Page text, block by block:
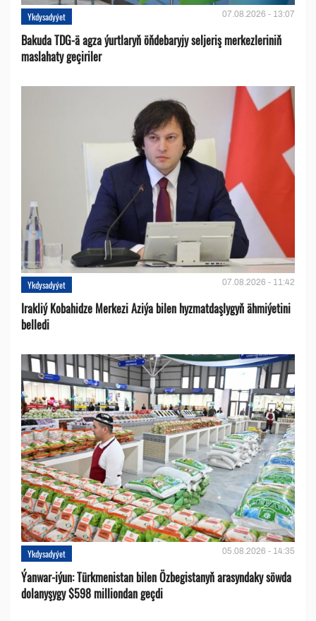
Ykdysadyýet 07.08.2026 - 13:07
Bakuda TDG-ä agza ýurtlaryň öňdebaryjy seljeriş merkezleriniň
maslahaty geçiriler
Ykdysadyýet 07.08.2026 - 11:42
Irakliý Kobahidze Merkezi Aziýa bilen hyzmatdaşlygyň ähmiýetini
belledi
Ykdysadyýet 05.08.2026 - 14:35
Ýanwar-iýun: Türkmenistan bilen Özbegistanyň arasyndaky söwda
dolanyşygy $598 milliondan geçdi